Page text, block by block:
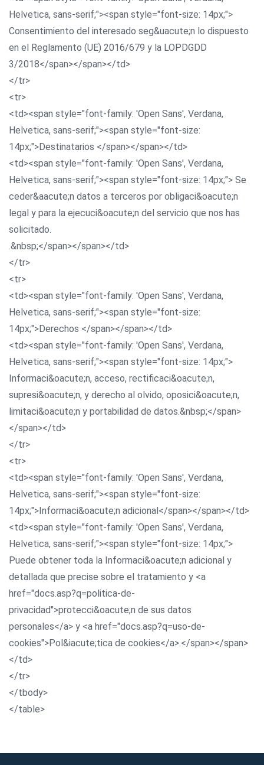
Helvetica, sans-serif;"><span style="font-size: 14px;">
Consentimiento del interesado seg&uacute;n lo dispuesto
en el Reglamento (UE) 2016/679 y la LOPDGDD
3/2018</span></span></td>
</tr>
<tr>
<td><span style="font-family: 'Open Sans', Verdana,
Helvetica, sans-serif;"><span style="font-size:
14px;">Destinatarios </span></span></td>
<td><span style="font-family: 'Open Sans', Verdana,
Helvetica, sans-serif;"><span style="font-size: 14px;"> Se
ceder&aacute;n datos a terceros por obligaci&oacute;n
legal y para la ejecuci&oacute;n del servicio que nos has
solicitado.
.&nbsp;</span></span></td>
</tr>
<tr>
<td><span style="font-family: 'Open Sans', Verdana,
Helvetica, sans-serif;"><span style="font-size:
14px;">Derechos </span></span></td>
<td><span style="font-family: 'Open Sans', Verdana,
Helvetica, sans-serif;"><span style="font-size: 14px;">
Informaci&oacute;n, acceso, rectificaci&oacute;n,
supresi&oacute;n, y derecho al olvido, oposici&oacute;n,
limitaci&oacute;n y portabilidad de datos.&nbsp;</span>
</span></td>
</tr>
<tr>
<td><span style="font-family: 'Open Sans', Verdana,
Helvetica, sans-serif;"><span style="font-size:
14px;">Informaci&oacute;n adicional</span></span></td>
<td><span style="font-family: 'Open Sans', Verdana,
Helvetica, sans-serif;"><span style="font-size: 14px;">
Puede obtener toda la Informaci&oacute;n adicional y
detallada que precise sobre el tratamiento y <a
href="docs.asp?q=politica-de-
privacidad">protecci&oacute;n de sus datos
personales</a> y <a href="docs.asp?q=uso-de-
cookies">Pol&iacute;tica de cookies</a>.</span></span>
</td>
</tr>
</tbody>
</table>